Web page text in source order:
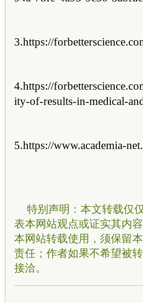
3.https://
4.https://
ity-of-results-in-medical-
5.https://www.academia-
特别声明：本文转载仅
表本网站观点或证实其内
本网站转载使用，须保留
责任；作者如果不希望被
接洽。